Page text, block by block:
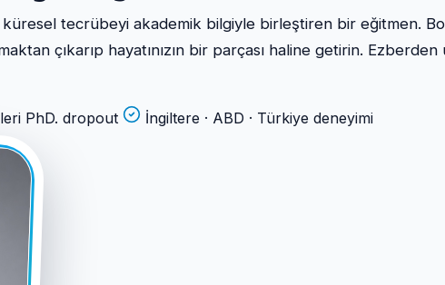
küresel tecrübeyi akademik bilgiyle birleştiren bir eğitmen.
çıkarıp hayatınızın bir parçası haline getirin. Ezberden
PhD. dropout
İngiltere · ABD · Türkiye deneyimi